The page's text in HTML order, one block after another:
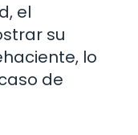
el
su
lo
de